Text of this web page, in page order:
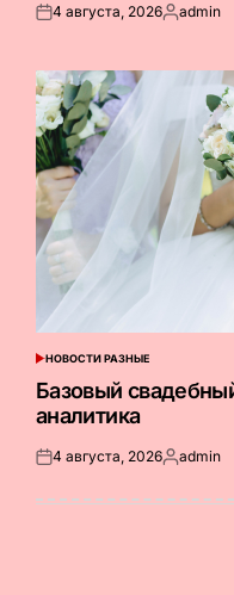
Опубликовано
4 августа, 2026Запись
admin
ОПУБЛИКОВАНО
В
НОВОСТИ РАЗНЫЕ
Базовый
аналитика
Опубликовано
4 августа, 2026Запись
admin